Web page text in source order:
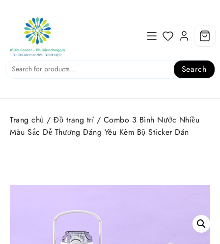
content
Search
Trang chủ / Đồ trang trí/ Combo 3 Bình Nước Nhiều
Màu Sắc Dễ Thương Đáng Yêu Kèm Bộ Sticker Dán